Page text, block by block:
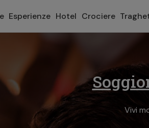
Esperienze Hotel Crociere
Prenota i migliori Camping village